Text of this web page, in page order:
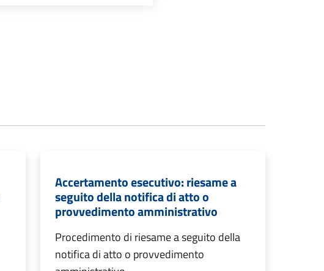
Accertamento esecutivo: riesame a
seguito della notifica di atto o
provvedimento amministrativo
Procedimento di riesame a seguito della
notifica di atto o provvedimento